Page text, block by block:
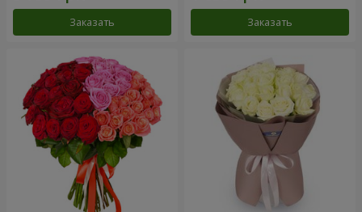
Заказать Заказать